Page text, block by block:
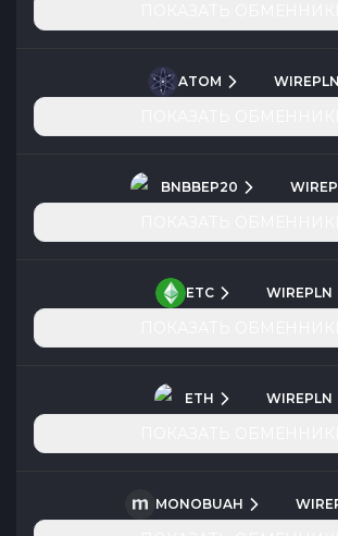
ATOM WIREPLN
BNBBEP20
ETC WIREPLN
ETH WIREPLN
MONOBUAH